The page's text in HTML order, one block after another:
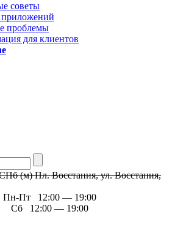
советы
проблемы
для клиентов
(м) Пл. Восстания, ул. Восстания,
Пн-Пт 12:00 — 19:00
Сб 12:00 — 19:00